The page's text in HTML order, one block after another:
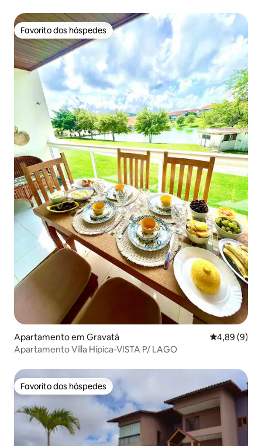
Favorito dos hóspedes
Favorito dos hóspedes
Apartamento em Gravatá
4,89 (9)
Apartamento Villa Hípica-VISTA P/ LAGO
Favorito dos hóspedes
Favorito dos hóspedes